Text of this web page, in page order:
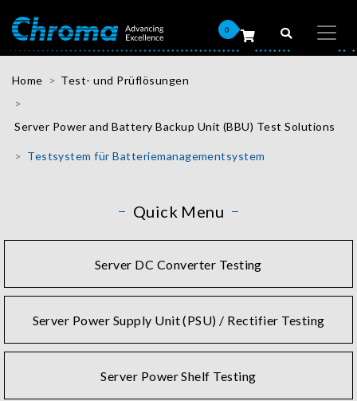
0
Home Test- und Prüflösungen
Server Power and Battery Backup Unit (BBU) Test Solutions
Testsystem für Batteriemanagementsystem
Quick Menu
Server DC Converter Testing
Server Power Supply Unit (PSU) / Rectifier Testing
Server Power Shelf Testing